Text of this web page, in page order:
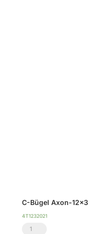
C-Bügel Axon-12×3
4T1232021